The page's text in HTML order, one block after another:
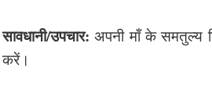
सावधानी/उपचार:अपनी माँ के समतुल्य
करें।